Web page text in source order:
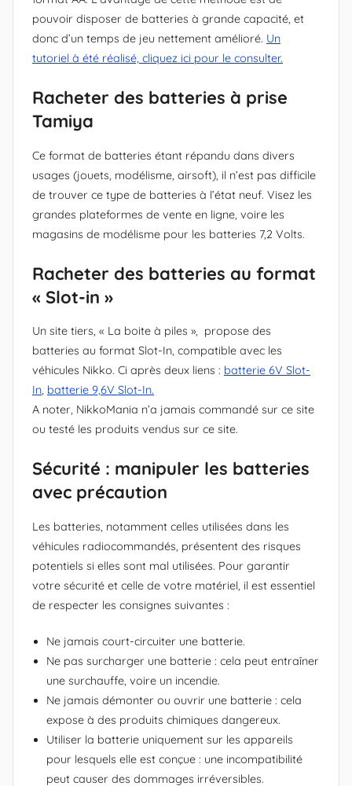
pouvoir disposer de batteries à grande capacité, et
donc d’un temps de jeu nettement amélioré. Un
tutoriel à été réalisé, cliquez ici pour le consulter.
Racheter des batteries à prise
Tamiya
Ce format de batteries étant répandu dans divers
usages (jouets, modélisme, airsoft), il n’est pas difficile
de trouver ce type de batteries à l’état neuf. Visez les
grandes plateformes de vente en ligne, voire les
magasins de modélisme pour les batteries 7,2 Volts.
Racheter des batteries au format
« Slot-in »
Un site tiers, « La boite à piles », propose des
batteries au format Slot-In, compatible avec les
véhicules Nikko. Ci après deux liens : batterie 6V Slot-
In, batterie 9,6V Slot-In.
A noter, NikkoMania n’a jamais commandé sur ce site
ou testé les produits vendus sur ce site.
Sécurité : manipuler les batteries
avec précaution
Les batteries, notamment celles utilisées dans les
véhicules radiocommandés, présentent des risques
potentiels si elles sont mal utilisées. Pour garantir
votre sécurité et celle de votre matériel, il est essentiel
de respecter les consignes suivantes :
Ne jamais court-circuiter une batterie.
Ne pas surcharger une batterie : cela peut entraîner
une surchauffe, voire un incendie.
Ne jamais démonter ou ouvrir une batterie : cela
expose à des produits chimiques dangereux.
Utiliser la batterie uniquement sur les appareils
pour lesquels elle est conçue : une incompatibilité
peut causer des dommages irréversibles.